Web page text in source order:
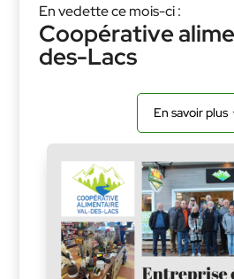
En vedette ce mois-ci :
Coopérative
des-Lacs
En savoir plus